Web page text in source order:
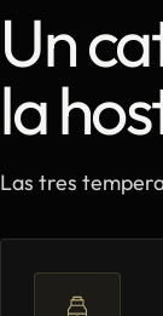
Un
la
Las tres